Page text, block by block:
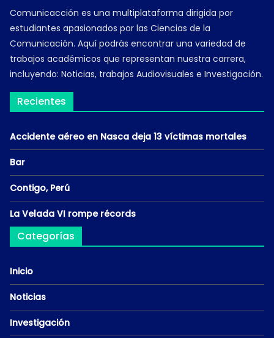
Comunicacción es una multiplataforma dirigida por
estudiantes apasionados por las Ciencias de la
Comunicación. Aquí podrás encontrar una variedad de
trabajos académicos que representan nuestra carrera,
incluyendo: Noticias, trabajos Audiovisuales e Investigación.
Recientes
Accidente aéreo en Nasca deja 13 víctimas mortales
Bar
Contigo, Perú
La Velada VI rompe récords
Categorías
Inicio
Noticias
Investigación